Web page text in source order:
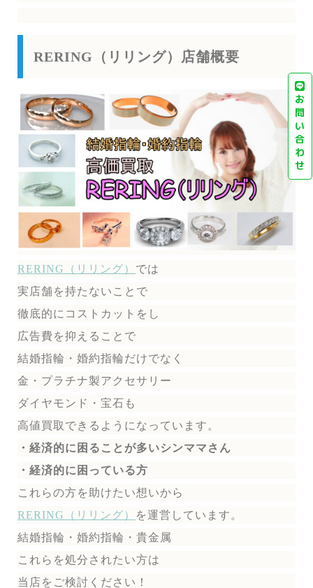
RERING（リリング）店舗概要
RERING（リリング） では
実店舗を持たないことで
徹底的にコストカットをし
広告費を抑えることで
結婚指輪・婚約指輪だけでなく
金・プラチナ製アクセサリー
ダイヤモンド・宝石も
高値買取できるようになっています。
・経済的に困ることが多いシンママさん
・経済的に困っている方
これらの方を助けたい想いから
RERING（リリング）
を運営しています。
結婚指輪・婚約指輪・貴金属
これらを処分されたい方は
当店をご検討ください！
お
問
い
合
わ
せ